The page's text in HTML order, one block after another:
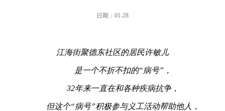
日期：01-28
江海街聚德东社区的居民许敏儿
是一个不折不扣的“病号”，
32年来一直在和各种疾病抗争，
但这个“病号”积极参与义工活动帮助他人，